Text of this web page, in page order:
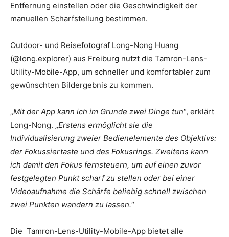
Entfernung einstellen oder die Geschwindigkeit der
manuellen Scharfstellung bestimmen.
Outdoor- und Reisefotograf Long-Nong Huang
(@long.explorer) aus Freiburg nutzt die Tamron-Lens-
Utility-Mobile-App, um schneller und komfortabler zum
gewünschten Bildergebnis zu kommen.
„Mit der App kann ich im Grunde zwei Dinge tun“, erklärt
Long-Nong. „Erstens ermöglicht sie die
Individualisierung zweier Bedienelemente des Objektivs:
der Fokussiertaste und des Fokusrings. Zweitens kann
ich damit den Fokus fernsteuern, um auf einen zuvor
festgelegten Punkt scharf zu stellen oder bei einer
Videoaufnahme die Schärfe beliebig schnell zwischen
zwei Punkten wandern zu lassen.“
Die Tamron-Lens-Utility-Mobile-App bietet alle